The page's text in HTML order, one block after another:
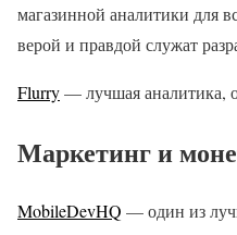
магазинной аналитики для
верой и правдой служат
Flurry— лучшая аналитика,
Маркетинг и
MobileDevHQ — один из